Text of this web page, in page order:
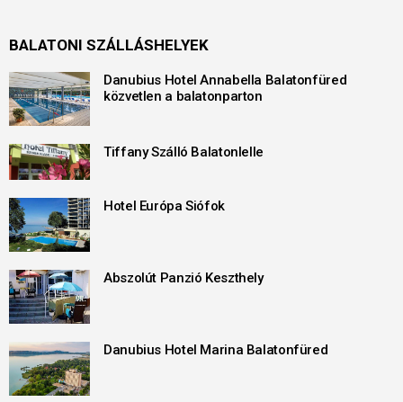
BALATONI SZÁLLÁSHELYEK
Danubius Hotel Annabella Balatonfüred
közvetlen a balatonparton
Tiffany Szálló Balatonlelle
Hotel Európa Siófok
Abszolút Panzió Keszthely
Danubius Hotel Marina Balatonfüred